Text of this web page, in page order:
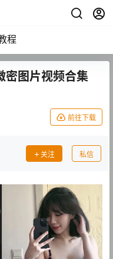
程
图片视频合集
前往下载
关注 私信